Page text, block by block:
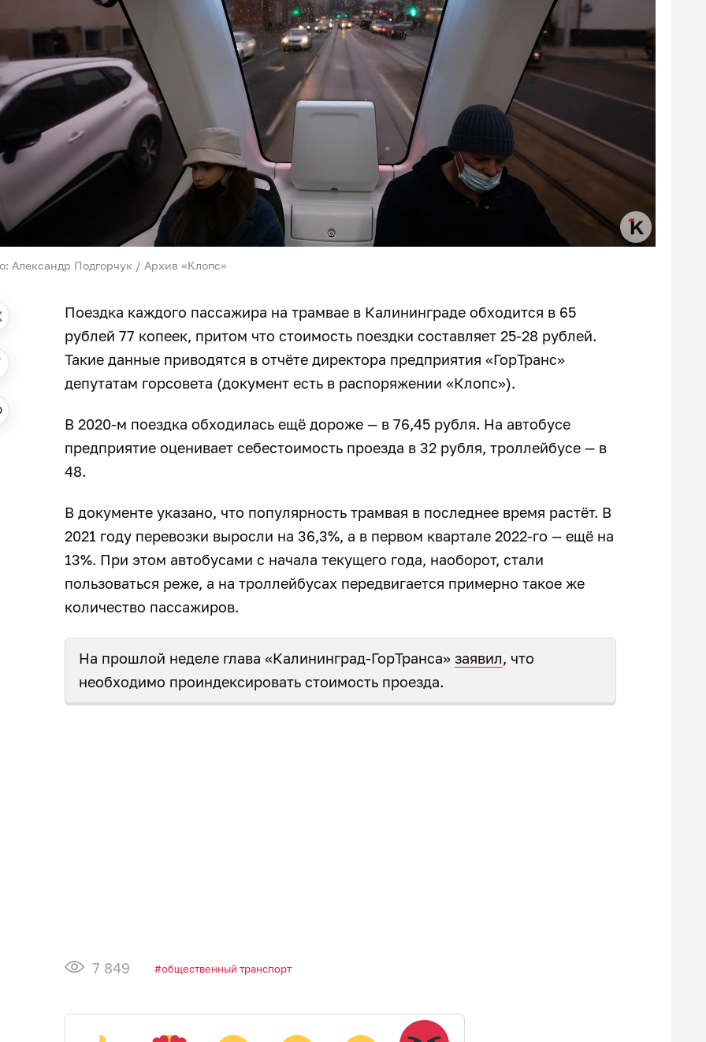
Александр Подгорчук / Архив «Клопс»
Поездка каждого пассажира на трамвае в Калининграде обходится в 65
рублей 77 копеек, притом что стоимость поездки составляет 25-28 рублей.
Такие данные приводятся в отчёте директора предприятия «ГорТранс»
депутатам горсовета (документ есть в распоряжении «Клопс»).
В 2020-м поездка обходилась ещё дороже — в 76,45 рубля. На автобусе
предприятие оценивает себестоимость проезда в 32 рубля, троллейбусе — в
48.
В документе указано, что популярность трамвая в последнее время растёт. В
2021 году перевозки выросли на 36,3%, а в первом квартале 2022-го — ещё на
13%. При этом автобусами с начала текущего года, наоборот, стали
пользоваться реже, а на троллейбусах передвигается примерно такое же
количество пассажиров.
На прошлой неделе глава «Калининград-ГорТранса» заявил, что
необходимо проиндексировать стоимость проезда.
7 849 общественный транспорт